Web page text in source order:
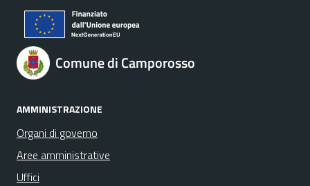
Comune di Camporosso
AMMINISTRAZIONE
Organi di governo
Aree amministrative
Uffici